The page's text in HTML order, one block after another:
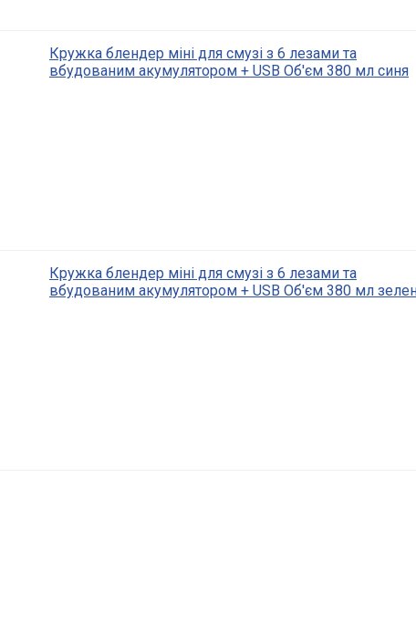
Кружка блендер міні для смузі з 6 лезами та
вбудованим акумулятором + USB Об'єм 380 мл синя
Кружка блендер міні для смузі з 6 лезами та
вбудованим акумулятором + USB Об'єм 380 мл